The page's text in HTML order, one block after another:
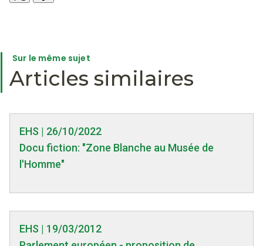
Sur le même sujet
Articles similaires
EHS | 26/10/2022
Docu fiction: "Zone Blanche au Musée de
l'Homme"
EHS | 19/03/2012